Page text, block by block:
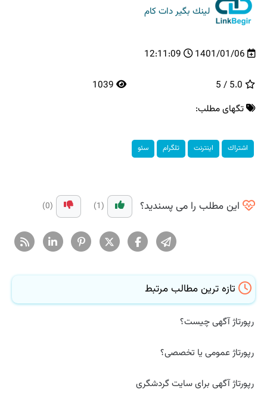
لینك بگیر دات كام
1401/01/06
12:11:09
تگهای مطلب:
اشتراك اینترنت تلگرام سئو
این مطلب را می پسندید؟ (1)
(0)
تازه ترین مطالب مرتبط
رپورتاژ آگهی چیست؟
رپورتاژ عمومی یا تخصصی؟
رپورتاژ آگهی برای سایت گردشگری